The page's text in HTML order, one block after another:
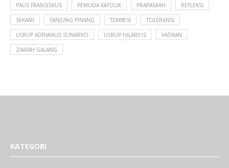
PAUS FRANSISKUS PEMUDA KATOLIK PRAPASKAH REFLEKSI
SEKAMI TANJUNG PINANG TEMBESI TOLERANSI
USKUP ADRIANUS SUNARKO USKUP HILARIUS VATIKAN
ZIARAH GALANG
KATEGORI